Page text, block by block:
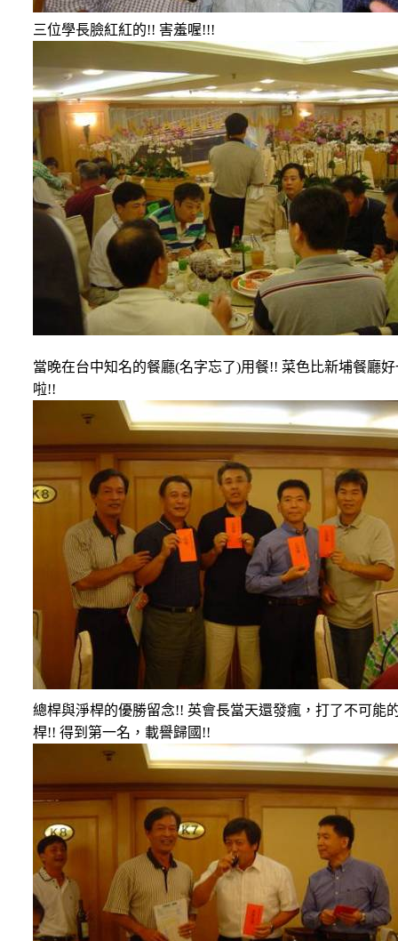
三位學長臉紅紅的!! 害羞喔!!!
當晚在台中知名的餐廳(名字忘了)用餐!! 菜色比新埔餐廳
啦!!
總桿與淨桿的優勝留念!! 英會長當天還發瘋，打了不可能
桿!! 得到第一名，載譽歸國 !!